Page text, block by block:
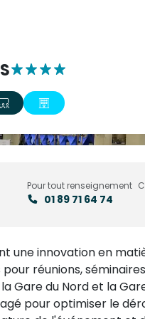
Pour tout renseignement
01 89 71 64 74
une innovation en
réunions,
Gare du Nord et la
pour optimiser le